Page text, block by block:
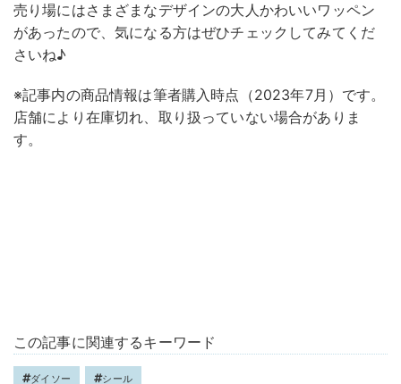
売り場にはさまざまなデザインの大人かわいいワッペン
があったので、気になる方はぜひチェックしてみてくだ
さいね♪
※記事内の商品情報は筆者購入時点（2023年7月）です。
店舗により在庫切れ、取り扱っていない場合がありま
す。
この記事に関連するキーワード
ダイソー シール